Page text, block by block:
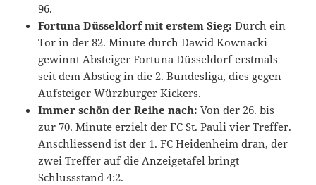
96.
Fortuna Düsseldorf mit erstem Sieg: Durch ein
Tor in der 82. Minute durch Dawid Kownacki
gewinnt Absteiger Fortuna Düsseldorf erstmals
seit dem Abstieg in die 2. Bundesliga, dies gegen
Aufsteiger Würzburger Kickers.
Immer schön der Reihe nach: Von der 26. bis
zur 70. Minute erzielt der FC St. Pauli vier Treffer.
Anschliessend ist der 1. FC Heidenheim dran, der
zwei Treffer auf die Anzeigetafel bringt –
Schlussstand 4:2.